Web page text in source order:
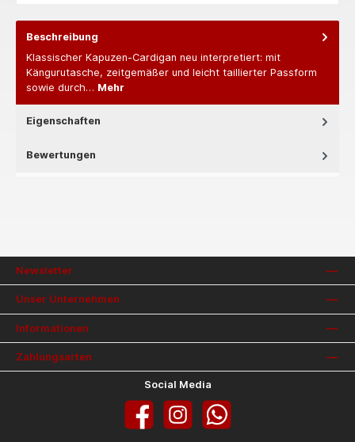
Beschreibung
Klassischer Kapuzen-Cardigan neu interpretiert: mit
Kängurutasche, zeitgemäßer und leicht taillierter Passform
sowie durch… Mehr
Eigenschaften
Bewertungen
Newsletter
Unser Unternehmen
Informationen
Zahlungsarten
Social Media
Facebook InstagramWhatsApp